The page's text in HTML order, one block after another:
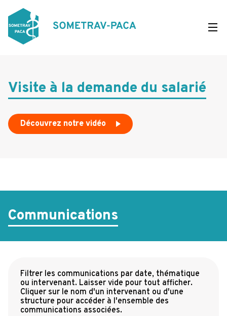
au
contenu
principal
Visite à la demande du salarié
Découvrez notre vidéo
Communications
Filtrer les communications par date, thématique
ou intervenant. Laisser vide pour tout afficher.
Cliquer sur le nom d'un intervenant ou d'une
structure pour accéder à l'ensemble des
communications associées.